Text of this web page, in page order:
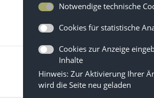
Notwendige technische
Cookies für statistische
Cookies zur Anzeige
Inhalte
Hinweis: Zur Aktivierung Ihrer
wird die Seite neu geladen